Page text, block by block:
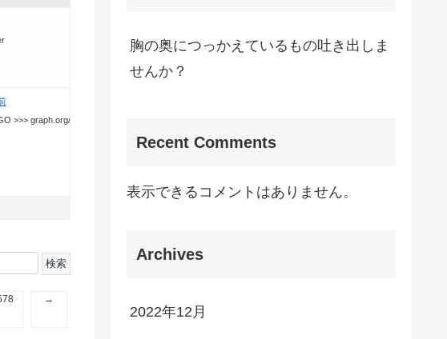
>>> graph.org/BALANCE-36824-US-DOLLARS-04-24?hs=12e905bb8d5434f5b7dc359c5daac03d& <<< 📩
→
胸の奥につっかえているもの吐き出しま
せんか？
Recent Comments
表示できるコメントはありません。
Archives
2022年12月